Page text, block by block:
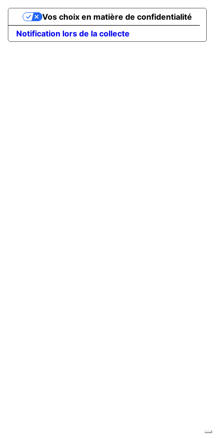
Notification lors de la collecte
Vos choix en matière de confidentialité